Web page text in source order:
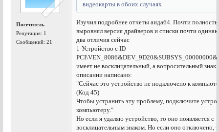
Посетитель
Репутация: 1
Сообщений: 21
видеокарты в обоих случаях
Изучил подробнее отчеты аида64. Почти
выровнял версия драйверов и списки почти
два отличия сейчас
1-Устройство с ID
имеет не восклицательный, а вопросительный
описании написано:
"Сейчас это устройство не подключено к
(Код 45)
Чтобы устранить эту проблему, подключите
компьютеру."
Но если я удаляю устройство, то оно появляется с
восклицательным знаком. Но если оно отключено,